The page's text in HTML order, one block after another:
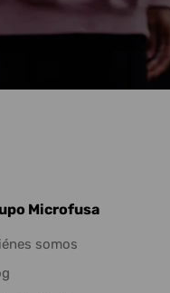
Microfusa
somos